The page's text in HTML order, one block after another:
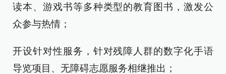
读本、游戏书等多种类型的教育图书，激发公
众参与热情；
开设针对性服务，针对残障人群的数字化手语
导览项目、无障碍志愿服务相继推出；